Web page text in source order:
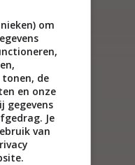
om
de
en onze
gegevens
Je
van